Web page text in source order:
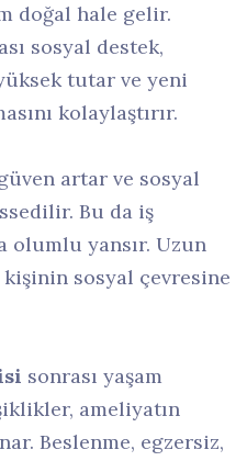
doğal hale gelir.
sosyal destek,
tutar ve yeni
kolaylaştırır.
artar ve sosyal
Bu da iş
olumlu yansır. Uzun
kişinin sosyal çevresine
sonrası yaşam
ameliyatın
Beslenme, egzersiz,